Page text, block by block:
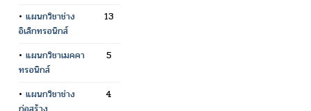
• แผนกวิชาช่าง
อิเล็กทรอนิกส์
13
• แผนกวิชาเมคคา
ทรอนิกส์
5
• แผนกวิชาช่าง
4